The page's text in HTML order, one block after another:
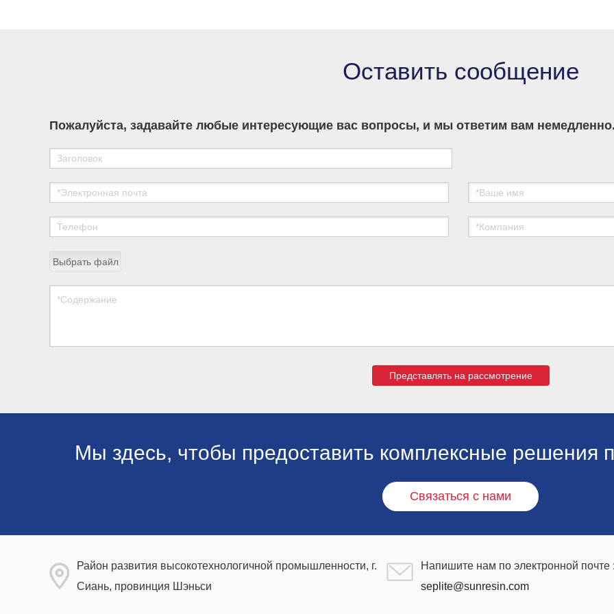
Оставить сообщение
Пожалуйста, задавайте любые интересующие вас вопросы, и мы ответим вам немедленно.
Выбрать файл
Представлять на рассмотрение
Мы здесь, чтобы предоставить комплексные решения
Связаться с нами
Район развития высокотехнологичной промышленности, г.
Сиань, провинция Шэньси
Напишите нам по электронной почте :
seplite@sunresin.com